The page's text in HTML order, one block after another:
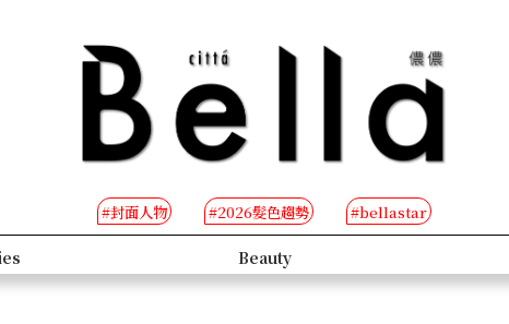
#封面人物 #2026髮色趨勢 #bellastar
Beauty